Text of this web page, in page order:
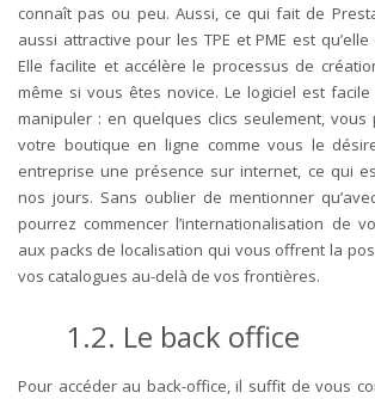
connaît pas ou peu. Aussi, ce qui fait de
aussi attractive pour les TPE et PME est
Elle facilite et accélère le processus de
même si vous êtes novice. Le logiciel est
manipuler : en quelques clics seulement, vous
votre boutique en ligne comme vous le
entreprise une présence sur internet, ce qui
nos jours. Sans oublier de mentionner
pourrez commencer l’internationalisation de
aux packs de localisation qui vous offrent la
vos catalogues au-delà de vos frontières.
1.2. Le back office
Pour accéder au back-office, il suffit de vous